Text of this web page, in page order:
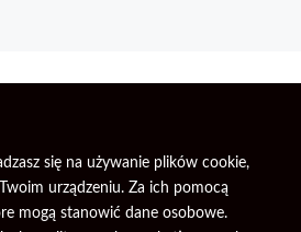
© 2026 | Firma Elektroniczna
się na używanie plików cookie,
urządzeniu. Za ich pomocą
mogą stanowić dane osobowe.